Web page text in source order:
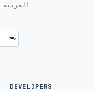
العربية
DEVELOPERS